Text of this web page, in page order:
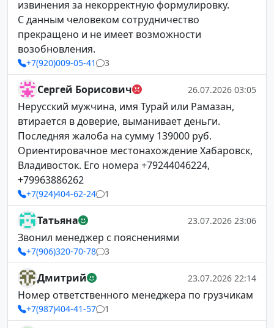
извинения за некорректную формулировку.
С данным человеком сотрудничество
прекращено и не имеет возможности
возобновления.
+7(920)009-05-41 3
Сергей Борисович 26.07.2026 03:05
Нерусский мужчина, имя Турай или Рамазан,
втирается в доверие, выманивает деньги.
Последняя жалоба на сумму 139000 руб.
Ориентировачное местонахождение Хабаровск,
Владивосток. Его номера +79244046224,
+79963886262
+7(924)404-62-24 1
Татьяна 23.07.2026 23:06
Звонил менеджер с пояснениями
+7(906)320-70-78 3
Дмитрий 23.07.2026 22:14
Номер ответственного менеджера по грузчикам
+7(987)404-41-57 1